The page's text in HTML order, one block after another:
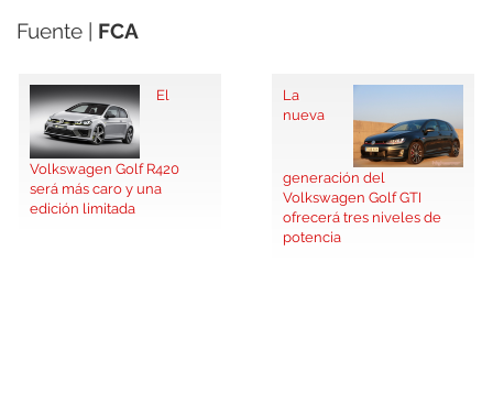
Fuente | FCA
El
Volkswagen Golf R420
será más caro y una
edición limitada
La
nueva
generación del
Volkswagen Golf GTI
ofrecerá tres niveles de
potencia